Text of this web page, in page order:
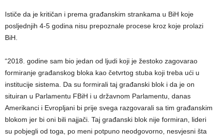
Ističe da je kritičan i prema građanskim strankama u BiH koje
posljednjih 4-5 godina nisu prepoznale procese kroz koje prolazi
BiH.
“2018. godine sam bio jedan od ljudi koji je žestoko zagovarao
formiranje građanskog bloka kao četvrtog stuba koji treba ući u
institucije sistema. Da su formirali taj građanski blok i da je on
situiran u Parlamentu FBiH i u državnom Parlamentu, danas
Amerikanci i Evropljani bi prije svega razgovarali sa tim građanskim
blokom jer bi oni bili najjači. Taj građanski blok nije formiran, lideri
su pobjegli od toga, po meni potpuno neodgovorno, nesvjesni šta